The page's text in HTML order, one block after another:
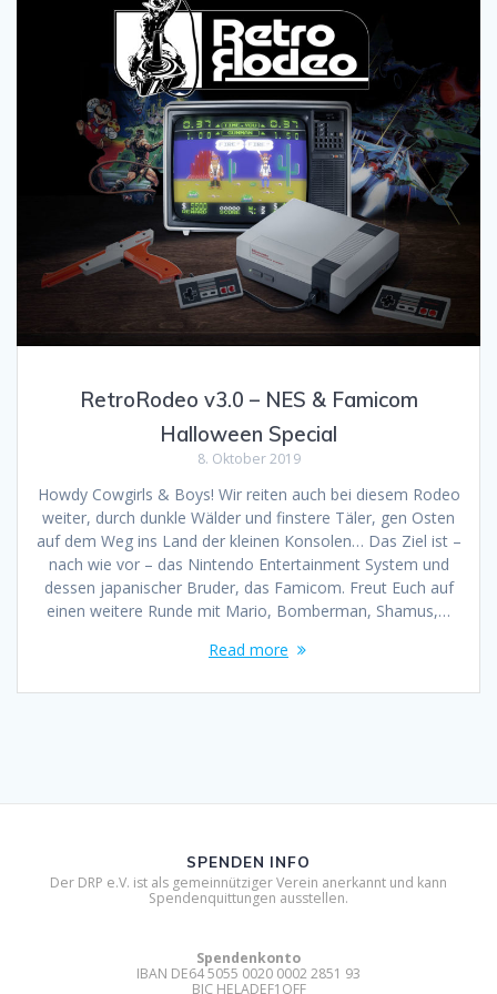
RetroRodeo v3.0 – NES & Famicom
Halloween Special
8. Oktober 2019
Howdy Cowgirls & Boys! Wir reiten auch bei diesem Rodeo
weiter, durch dunkle Wälder und finstere Täler, gen Osten
auf dem Weg ins Land der kleinen Konsolen… Das Ziel ist –
nach wie vor – das Nintendo Entertainment System und
dessen japanischer Bruder, das Famicom. Freut Euch auf
einen weitere Runde mit Mario, Bomberman, Shamus,…
Read more
SPENDEN INFO
Der DRP e.V. ist als gemeinnütziger Verein anerkannt und kann
Spendenquittungen ausstellen.
Spendenkonto
IBAN DE64 5055 0020 0002 2851 93
BIC HELADEF1OFF